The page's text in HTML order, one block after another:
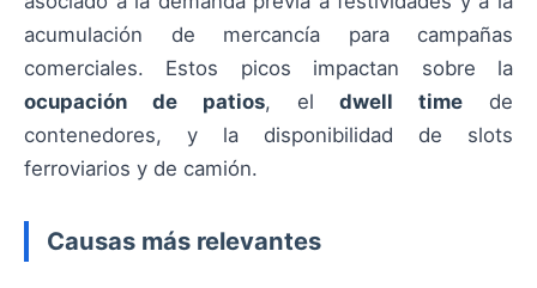
acumulación de mercancía para campañas
comerciales. Estos picos impactan sobre la
ocupación de patios, eldwell time de
contenedores, y la disponibilidad de slots
ferroviarios y de camión.
Causas más relevantes